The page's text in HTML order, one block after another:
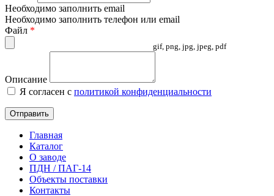
Необходимо заполнить email
Необходимо заполнить телефон или email
Файл *
gif, png, jpg, jpeg, pdf
Описание
Я согласен с политикой конфиденциальности
Отправить
Главная
Каталог
О заводе
ПДН / ПАГ-14
Объекты поставки
Контакты